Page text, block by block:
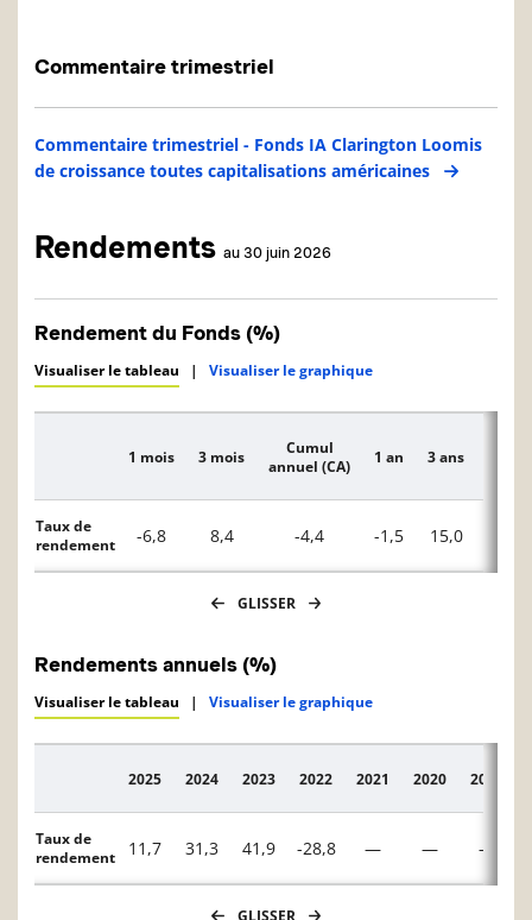
Commentaire trimestriel
Commentaire trimestriel - Fonds IA Clarington Loomis
de croissance toutes capitalisations américaines
Rendements au 30 juin 2026
Rendement du Fonds (%)
Visualiser le tableau | Visualiser le graphique
Description
1 mois 3 mois
Cumul
annuel (CA)
1 an 3 ans
Taux de
rendement
-6,8 8,4 -4,4 -1,5 15,0
GLISSER
Rendements annuels (%)
Visualiser le tableau | Visualiser le graphique
Description
2025 2024 2023 2022 2021 2020 2019
Taux de
rendement
11,7 31,3 41,9 -28,8 — — —
GLISSER